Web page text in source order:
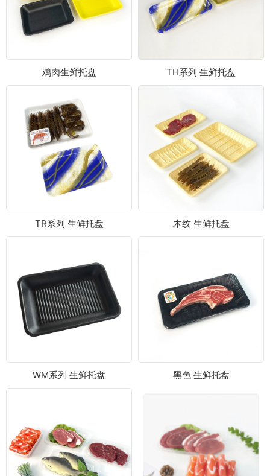
鸡肉生鲜托盘 TH系列 生鲜托盘
TR系列 生鲜托盘 木纹 生鲜托盘
WM系列 生鲜托盘 黑色 生鲜托盘